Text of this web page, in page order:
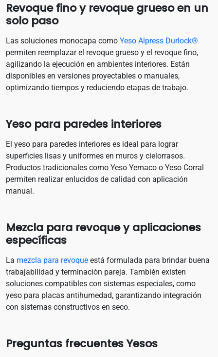
Revoque fino y revoque grueso en un
solo paso
Las soluciones monocapa como Yeso Alpress Durlock®
permiten reemplazar el revoque grueso y el revoque fino,
agilizando la ejecución en ambientes interiores. Están
disponibles en versiones proyectables o manuales,
optimizando tiempos y reduciendo etapas de trabajo.
Yeso para paredes interiores
El yeso para paredes interiores es ideal para lograr
superficies lisas y uniformes en muros y cielorrasos.
Productos tradicionales como Yeso Yemaco o Yeso Corral
permiten realizar enlucidos de calidad con aplicación
manual.
Mezcla para revoque y aplicaciones
específicas
La mezcla para revoque está formulada para brindar buena
trabajabilidad y terminación pareja. También existen
soluciones compatibles con sistemas especiales, como
yeso para placas antihumedad, garantizando integración
con sistemas constructivos en seco.
Preguntas frecuentes Yesos